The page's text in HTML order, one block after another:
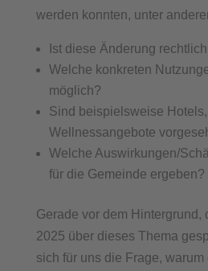
werden konnten, unter
Ist diese Änderung
Welche konkreten
möglich?
Sind beispielsweise
Wellnessangebote
Welche Auswirkungen/
für die Gemeinde ergeben?
Gerade vor dem Hintergrund,
2025 über dieses Thema
sich für uns die Frage,